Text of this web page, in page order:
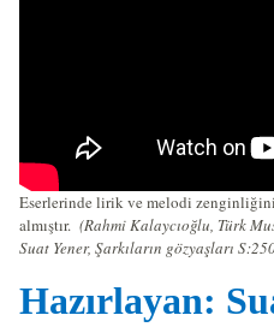
Eserlerinde lirik ve melodi
almıştır. (Rahmi Kalaycıoğlu, Türk
Suat Yener, Şarkıların gözyaşları
Hazırlayan: